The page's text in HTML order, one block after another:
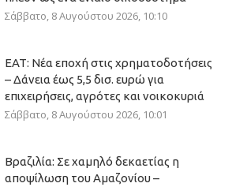
Σάββατο, 8 Αυγούστου 2026, 10:10
ΕΑΤ: Νέα εποχή στις χρηματοδοτήσεις
– Δάνεια έως 5,5 δισ. ευρώ για
επιχειρήσεις, αγρότες και νοικοκυριά
Σάββατο, 8 Αυγούστου 2026, 10:01
Βραζιλία: Σε χαμηλό δεκαετίας η
αποψίλωση του Αμαζονίου –